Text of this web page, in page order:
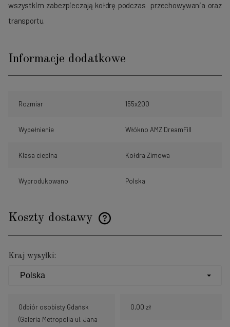
wszystkim zabezpieczają kołdrę podczas przechowywania oraz
transportu.
Informacje dodatkowe
Rozmiar 155x200
Wypełnienie Włókno AMZ DreamFill
Klasa cieplna Kołdra Zimowa
Wyprodukowano Polska
Koszty dostawy
Cena nie zawiera ewentualnych kosztów płatności
Kraj wysyłki:
Odbiór osobisty Gdańsk
(Galeria Metropolia ul. Jana
0,00 zł